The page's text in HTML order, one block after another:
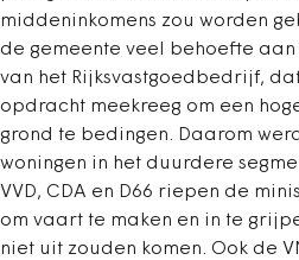
middeninkomens zou worden
de gemeente veel behoefte
van het Rijksvastgoedbedrijf,
opdracht meekreeg om een
grond te bedingen. Daarom
woningen in het duurdere
VVD, CDA en D66 riepen de
om vaart te maken en in te
niet uit zouden komen. Ook de